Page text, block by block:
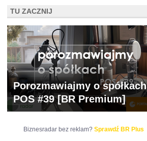
TU ZACZNIJ
Porozmawiajmy o spółkach
POS #39 [BR Premium]
Biznesradar bez reklam? Sprawdź BR Plus